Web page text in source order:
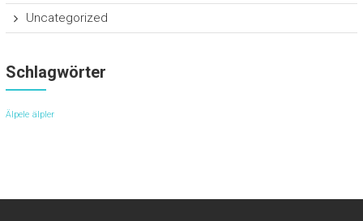
Uncategorized
Schlagwörter
Älpele älpler